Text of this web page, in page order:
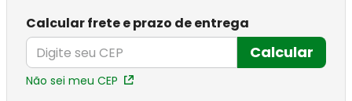
Calcular frete e prazo de entrega
Calcular
Não sei meu CEP